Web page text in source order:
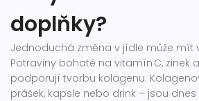
doplňky?
Jednoduchá změna v jídle může mít
Potraviny bohaté na vitamín C, zinek
podporují tvorbu kolagenu.
prášek, kapsle nebo drink – jsou